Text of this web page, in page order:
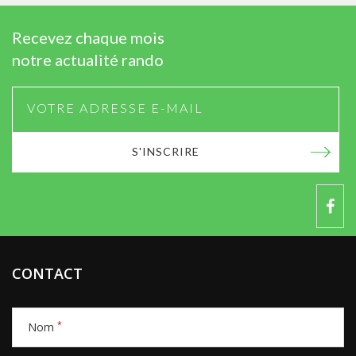
Recevez chaque mois
notre actualité rando
S'INSCRIRE
CONTACT
Nom *